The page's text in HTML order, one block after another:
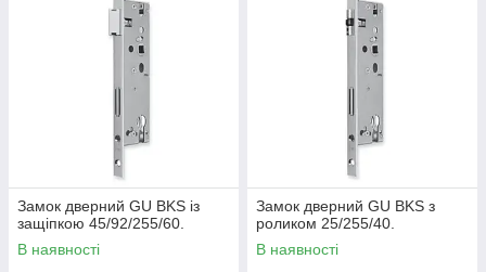
Замок дверний GU BKS із
защіпкою 45/92/255/60.
В наявності
Замок дверний GU BKS з
роликом 25/255/40.
В наявності